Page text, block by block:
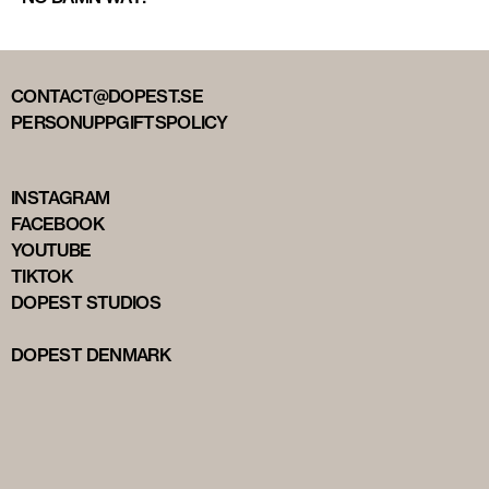
CONTACT@DOPEST.SE
PERSONUPPGIFTSPOLICY
INSTAGRAM
FACEBOOK
YOUTUBE
TIKTOK
DOPEST STUDIOS
DOPEST DENMARK